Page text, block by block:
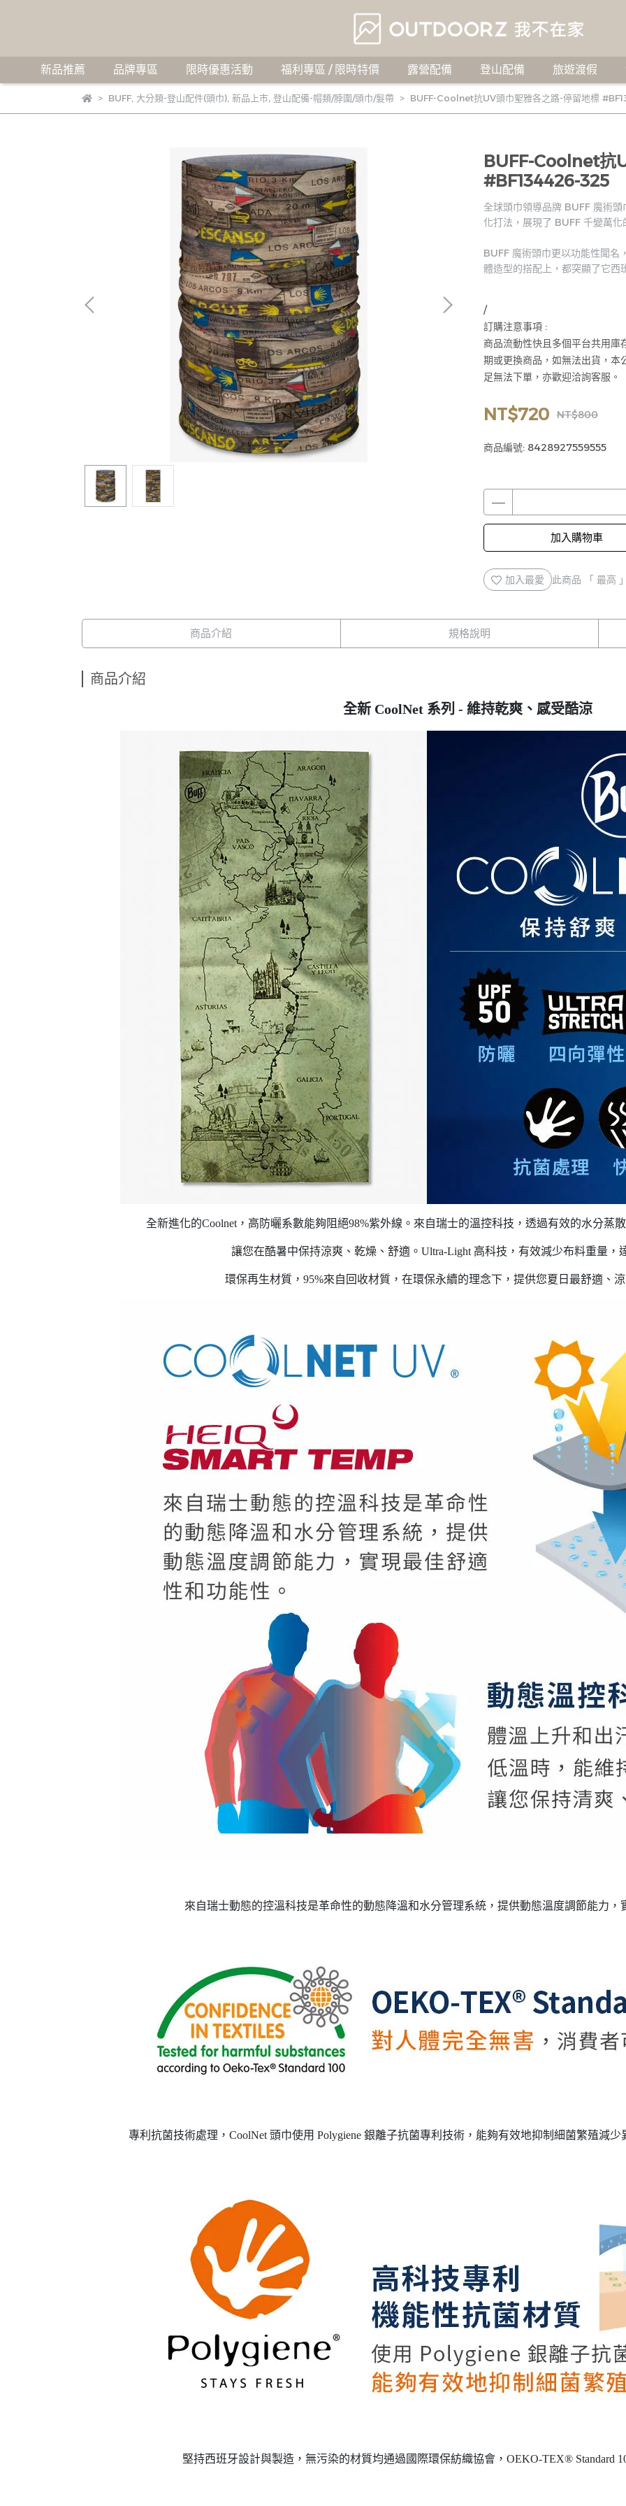
新品推薦 品牌專區 限時優惠活動 福利專區 / 限時特價 露營配備 登山配備 旅遊渡假
BUFF, 大分類-登山配件(頭巾), 新品上市, 登山配備-帽類/脖圍/頭巾/髮帶 BUFF-Coolnet抗UV頭巾聖雅各之路-停留地標
BUFF-Coolnet抗
#BF134426-325
全球頭巾領導品牌 BUFF 魔術
化打法，展現了 BUFF 千變萬化
BUFF 魔術頭巾更以功能性聞名
體造型的搭配上，都突顯了它西
/
訂購注意事項 :
商品流動性快且多個平台共用庫
期或更換商品，如無法出貨，本
足無法下單，亦歡迎洽詢客服。
NT$720 NT$800
商品編號: 8428927559555
加入購物車
加入最愛 此商品 「 最高
商品介紹 規格說明
商品介紹
全新 CoolNet 系列 - 維持乾爽、感受酷涼
全新進化的Coolnet，高防曬系數能夠阻絕98%紫外線。來自瑞士的溫控科技，透過有效的水分蒸
讓您在酷暑中保持涼爽、乾燥、舒適。Ultra-Light 高科技，有效減少布料重量，
環保再生材質，95%來自回收材質，在環保永續的理念下，提供您夏日最舒適、
來自瑞士動態的控溫科技是革命性的動態降溫和水分管理系統，提供動態溫度調節能力，
專利抗菌技術處理，CoolNet 頭巾使用 Polygiene 銀離子抗菌專利技術，能夠有效地抑制細菌繁殖減
堅持西班牙設計與製造，無污染的材質均通過國際環保紡織協會，OEKO-TEX® Standard